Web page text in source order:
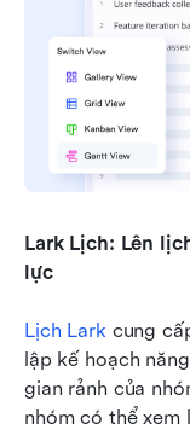
Lark Lịch: Lên
lực
Lịch Lark cung
lập kế hoạch
gian rảnh của
nhóm có thể xem